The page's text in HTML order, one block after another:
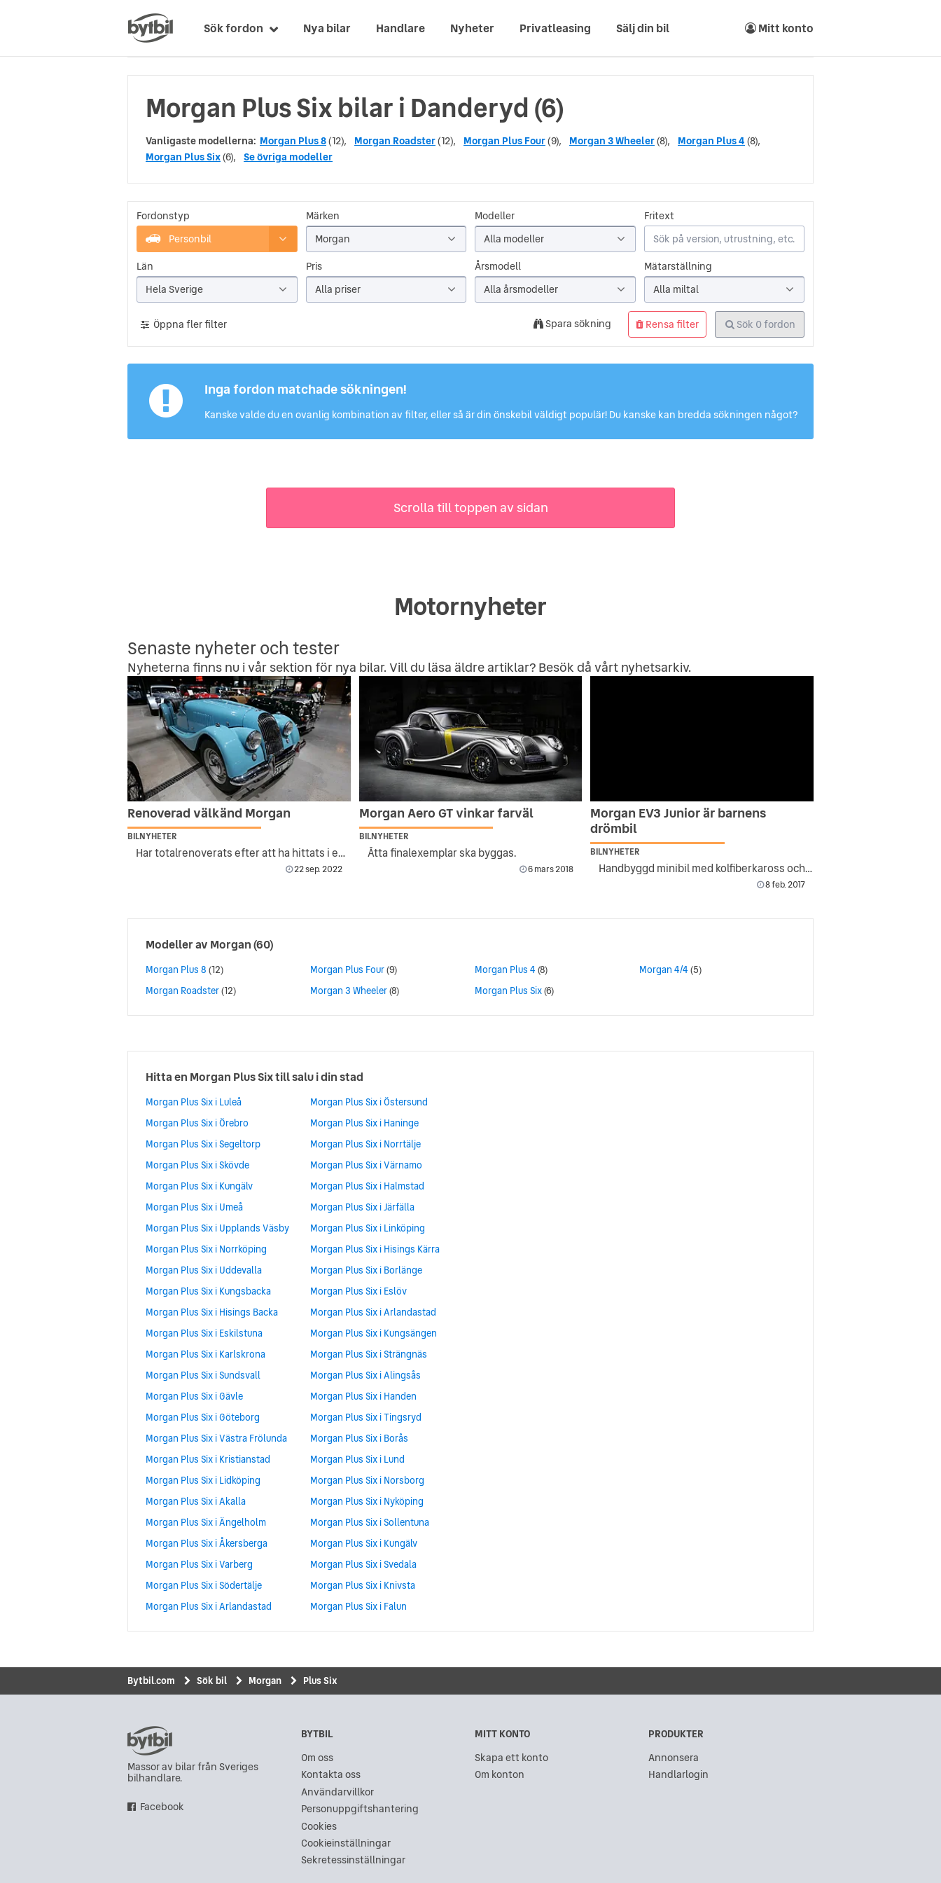
Sök fordon Nya bilar Handlare Nyheter Privatleasing Sälj din bil Mitt konto
Morgan Plus Six bilar i Danderyd (6)
Vanligaste modellerna: Morgan Plus 8(12), Morgan Roadster(12), Morgan Plus Four(9), Morgan 3 Wheeler(8), Morgan Plus 4 (8),
Morgan Plus Six(6), Se övriga modeller
Fordonstyp
Personbil
Märken
Morgan
Modeller
Alla modeller
Fritext
Län
Hela Sverige
Pris
Alla priser
Årsmodell
Alla årsmodeller
Mätarställning
Alla miltal
Öppna fler filter Spara sökning Rensa filter Sök 0 fordon
Inga fordon matchade sökningen!
Kanske valde du en ovanlig kombination av filter, eller så är din önskebil väldigt populär! Du kanske kan bredda sökningen något?
Scrolla till toppen av sidan
Motornyheter
Senaste nyheter och tester
Nyheterna finns nu i vår sektion för nya bilar. Vill du läsa äldre artiklar? Besök då vårtnyhetsarkiv.
Renoverad välkänd Morgan
BILNYHETER
Har totalrenoverats efter att ha hittats i en skog
22 sep. 2022
Morgan Aero GT vinkar farväl
BILNYHETER
Åtta finalexemplar ska byggas.
6 mars 2018
Morgan EV3 Junior är barnens
drömbil
BILNYHETER
Handbyggd minibil med kolfiberkaross och handsydd läderklädsel.
8 feb. 2017
Modeller av Morgan(60)
Morgan Plus 8 (12)
Morgan Roadster(12)
Morgan Plus Four(9)
Morgan 3 Wheeler(8)
Morgan Plus 4 (8)
Morgan Plus Six(6)
Morgan 4/4 (5)
Hitta en Morgan Plus Six till salu i din stad
Morgan Plus Six i Luleå
Morgan Plus Six i Örebro
Morgan Plus Six i Segeltorp
Morgan Plus Six i Skövde
Morgan Plus Six i Kungälv
Morgan Plus Six i Umeå
Morgan Plus Six i Upplands Väsby
Morgan Plus Six i Norrköping
Morgan Plus Six i Uddevalla
Morgan Plus Six i Kungsbacka
Morgan Plus Six i Hisings Backa
Morgan Plus Six i Eskilstuna
Morgan Plus Six i Karlskrona
Morgan Plus Six i Sundsvall
Morgan Plus Six i Gävle
Morgan Plus Six i Göteborg
Morgan Plus Six i Västra Frölunda
Morgan Plus Six i Kristianstad
Morgan Plus Six i Lidköping
Morgan Plus Six i Akalla
Morgan Plus Six i Ängelholm
Morgan Plus Six i Åkersberga
Morgan Plus Six i Varberg
Morgan Plus Six i Södertälje
Morgan Plus Six i Arlandastad
Morgan Plus Six i Östersund
Morgan Plus Six i Haninge
Morgan Plus Six i Norrtälje
Morgan Plus Six i Värnamo
Morgan Plus Six i Halmstad
Morgan Plus Six i Järfälla
Morgan Plus Six i Linköping
Morgan Plus Six i Hisings Kärra
Morgan Plus Six i Borlänge
Morgan Plus Six i Eslöv
Morgan Plus Six i Arlandastad
Morgan Plus Six i Kungsängen
Morgan Plus Six i Strängnäs
Morgan Plus Six i Alingsås
Morgan Plus Six i Handen
Morgan Plus Six i Tingsryd
Morgan Plus Six i Borås
Morgan Plus Six i Lund
Morgan Plus Six i Norsborg
Morgan Plus Six i Nyköping
Morgan Plus Six i Sollentuna
Morgan Plus Six i Kungälv
Morgan Plus Six i Svedala
Morgan Plus Six i Knivsta
Morgan Plus Six i Falun
Bytbil.com Sök bil Morgan Plus Six
Massor av bilar från Sveriges
bilhandlare.
Facebook
BYTBIL
Om oss
Kontakta oss
Användarvillkor
Personuppgiftshantering
Cookies
Cookieinställningar
Sekretessinställningar
MITT KONTO
Skapa ett konto
Om konton
PRODUKTER
Annonsera
Handlarlogin